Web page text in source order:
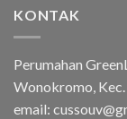
KONTAK
Perumahan
Wonokromo,
email: